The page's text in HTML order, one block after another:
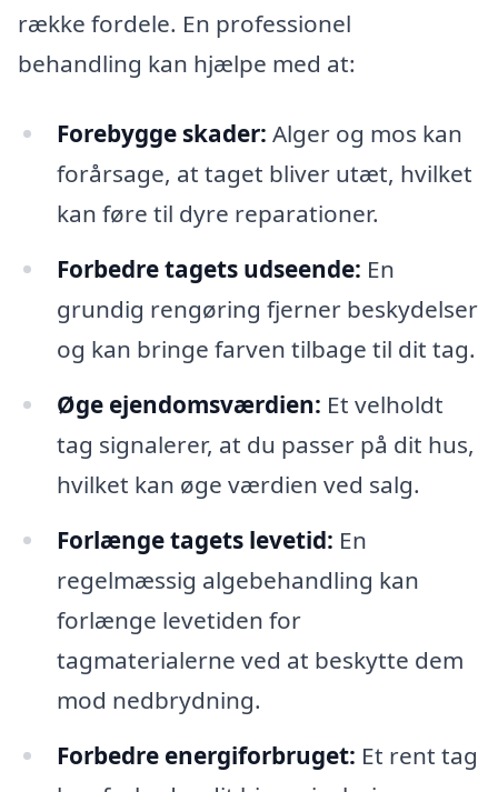
række fordele. En professionel
behandling kan hjælpe med at:
Forebygge skader: Alger og mos kan
forårsage, at taget bliver utæt, hvilket
kan føre til dyre reparationer.
Forbedre tagets udseende: En
grundig rengøring fjerner beskydelser
og kan bringe farven tilbage til dit tag.
Øge ejendomsværdien: Et velholdt
tag signalerer, at du passer på dit hus,
hvilket kan øge værdien ved salg.
Forlænge tagets levetid: En
regelmæssig algebehandling kan
forlænge levetiden for
tagmaterialerne ved at beskytte dem
mod nedbrydning.
Forbedre energiforbruget: Et rent tag